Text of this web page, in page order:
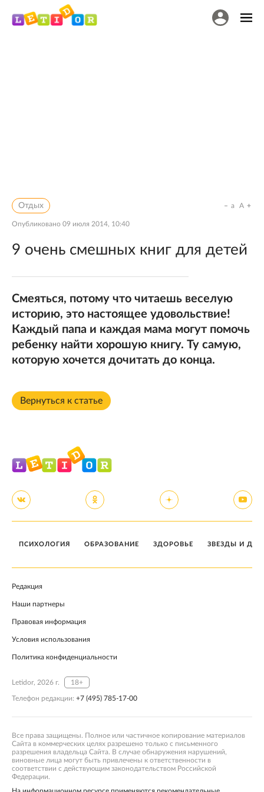
Отдых
Опубликовано 09 июля 2014, 10:40
a A
9 очень смешных книг для детей
Смеяться, потому что читаешь веселую
историю, это настоящее удовольствие!
Каждый папа и каждая мама могут помочь
ребенку найти хорошую книгу. Ту самую,
которую хочется дочитать до конца.
Вернуться к статье
ПСИХОЛОГИЯ ОБРАЗОВАНИЕ ЗДОРОВЬЕ ЗВЕЗДЫ И
Редакция
Наши партнеры
Правовая информация
Условия использования
Политика конфиденциальности
Letidor, 2026 г. 18+
Телефон редакции: +7 (495) 785-17-00
Все права защищены. Полное или частичное копирование материалов
Сайта в коммерческих целях разрешено только с письменного
разрешения владельца Сайта. В случае обнаружения нарушений,
виновные лица могут быть привлечены к ответственности в
соответствии с действующим законодательством Российской
Федерации.